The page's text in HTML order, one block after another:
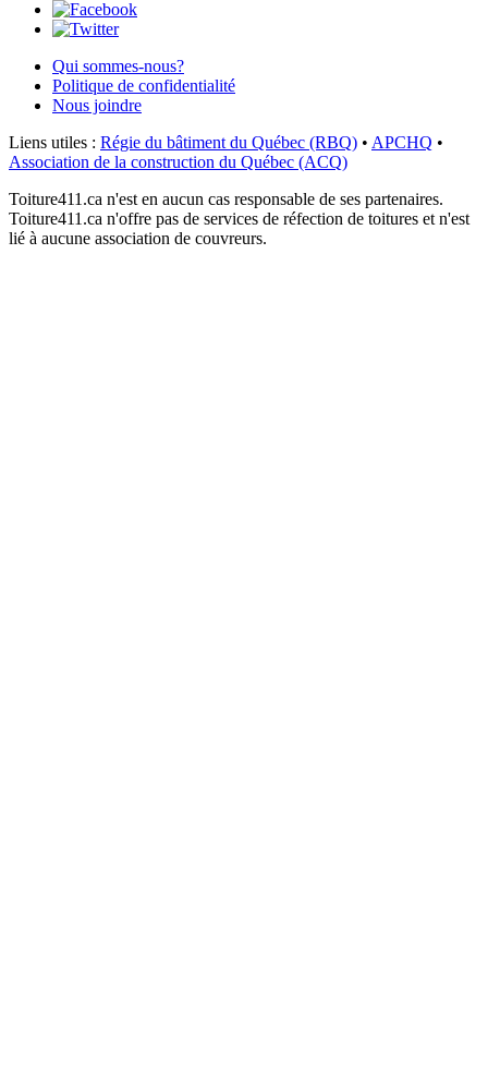
Qui sommes-nous?
Politique de confidentialité
Nous joindre
Liens utiles : Régie du bâtiment du Québec (RBQ) • APCHQ •
Association de la construction du Québec (ACQ)
Toiture411.ca n'est en aucun cas responsable de ses partenaires.
Toiture411.ca n'offre pas de services de réfection de toitures et n'est
lié à aucune association de couvreurs.